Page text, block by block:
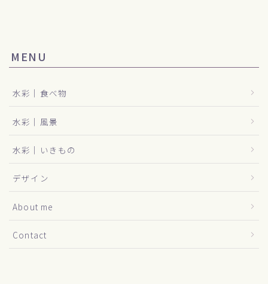
MENU
水彩｜食べ物
水彩｜風景
水彩｜いきもの
デザイン
About me
Contact